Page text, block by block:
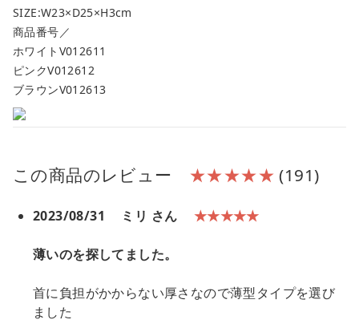
SIZE:W23×D25×H3cm
商品番号／
ホワイトV012611
ピンクV012612
ブラウンV012613
この商品のレビュー ★★★★★(191)
2023/08/31 ミリ さん ★★★★★
薄いのを探してました。
首に負担がかからない厚さなので薄型タイプを選び
ました